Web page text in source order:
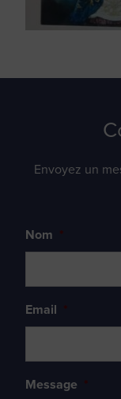
Envoyez un
Nom *
Email *
Message *